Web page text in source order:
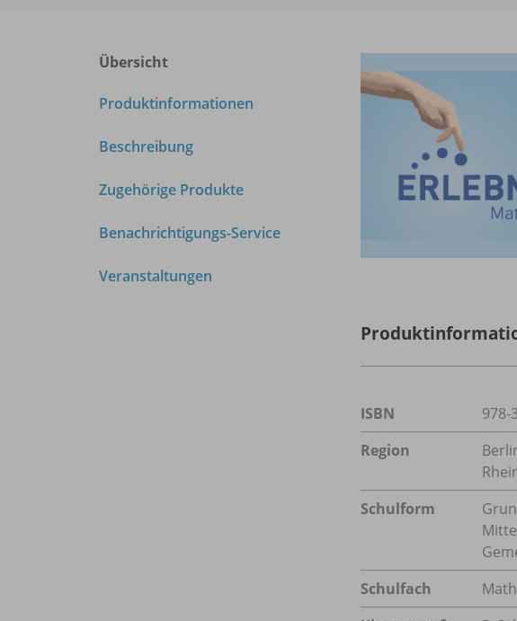
Übersicht
Produktinformationen
Beschreibung
Zugehörige Produkte
Benachrichtigungs-Service
Veranstaltungen
ISBN
978-
Region
Schulform
Schulfach